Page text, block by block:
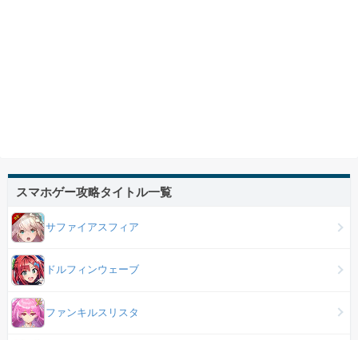
スマホゲー攻略タイトル一覧
サファイアスフィア
ドルフィンウェーブ
ファンキルスリスタ